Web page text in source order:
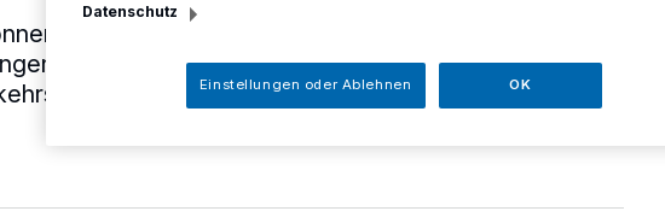
gegen 21.55 Uhr kam es an der Kölner
Breitscheid in Höhe der Zufahrt Alte Kölner Straße
unter Alkoholeinfluss und anschließender
Datenschutz
Einstellungen oder Ablehnen OK